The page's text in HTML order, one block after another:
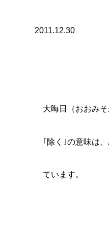
ています。
鐘をつく数はよく知
が煩悩を消していきま